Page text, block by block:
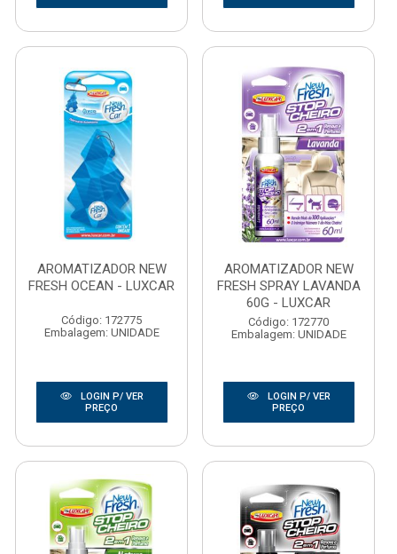
AROMATIZADOR NEW
FRESH OCEAN - LUXCAR
Código: 172775
Embalagem: UNIDADE
LOGIN P/ VER
PREÇO
AROMATIZADOR NEW
FRESH SPRAY LAVANDA
60G - LUXCAR
Código: 172770
Embalagem: UNIDADE
LOGIN P/ VER
PREÇO